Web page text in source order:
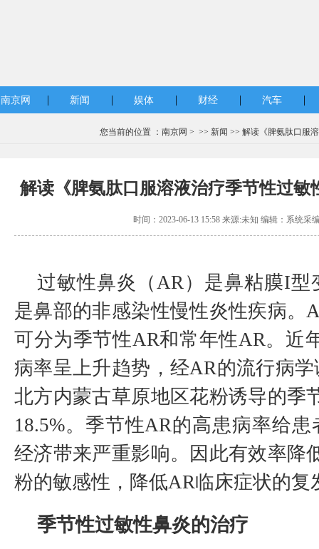
南京网 | 新闻 | 娱体 | 财经 | 汽车 |
您当前的位置 ： 南京网 > >> 新闻 >> 解读《脾氨肽口服
解读《脾氨肽口服溶液治疗季节性过敏
时间：2023-06-13 15:58 来源:未知 编辑：系统采
过敏性鼻炎（AR）是鼻粘膜I型
是鼻部的非感染性慢性炎性疾病。
可分为季节性AR和常年性AR。近
病率呈上升趋势，经AR的流行病
北方内蒙古草原地区花粉诱导的季
18.5%。季节性AR的高患病率给
经济带来严重影响。因此有效率降
粉的敏感性，降低AR临床症状的复
季节性过敏性鼻炎的治疗